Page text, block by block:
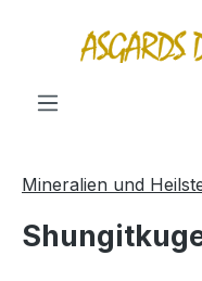
springen
Mineralien und